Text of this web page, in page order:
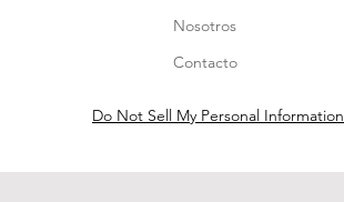
Nosotros
Contacto
Do Not Sell My Personal Information